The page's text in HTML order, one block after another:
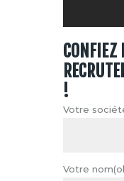
CONFIEZ
!
Votre
Votre